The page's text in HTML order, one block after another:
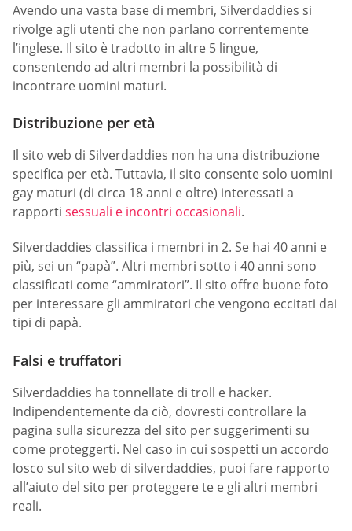
Avendo una vasta base di membri, Silverdaddies si
rivolge agli utenti che non parlano correntemente
l’inglese. Il sito è tradotto in altre 5 lingue,
consentendo ad altri membri la possibilità di
incontrare uomini maturi.
Distribuzione per età
Il sito web di Silverdaddies non ha una distribuzione
specifica per età. Tuttavia, il sito consente solo uomini
gay maturi (di circa 18 anni e oltre) interessati a
rapporti sessuali e incontri occasionali.
Silverdaddies classifica i membri in 2. Se hai 40 anni e
più, sei un “papà”. Altri membri sotto i 40 anni sono
classificati come “ammiratori”. Il sito offre buone foto
per interessare gli ammiratori che vengono eccitati dai
tipi di papà.
Falsi e truffatori
Silverdaddies ha tonnellate di troll e hacker.
Indipendentemente da ciò, dovresti controllare la
pagina sulla sicurezza del sito per suggerimenti su
come proteggerti. Nel caso in cui sospetti un accordo
losco sul sito web di silverdaddies, puoi fare rapporto
all’aiuto del sito per proteggere te e gli altri membri
reali.